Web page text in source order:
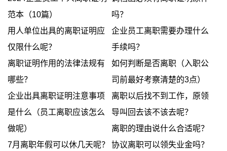
范本（10篇）
吗？
用人单位出具的离职证明应
仅限什么呢？
企业员工离职需要办理什么
手续吗？
离职证明作用的法律法规有
哪些？
如何判断是否离职（入职公
司前最好考察清楚的3点）
企业出具离职证明注意事项
是什么（员工离职应该怎么
做呢）
离职以后找不到工作，原领
导叫回去该不该去呢？
离职的理由说什么合适呢？
7月离职年假可以休几天呢？
协议离职可以领失业金吗？